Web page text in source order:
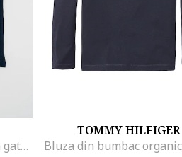
Tricou cu decolteu la baza gatului si imprimeu logo, Albastru inchis/Alb murdar
TOMMY HILFIGER